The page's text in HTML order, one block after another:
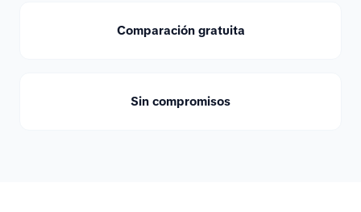
Comparación gratuita
Sin compromisos